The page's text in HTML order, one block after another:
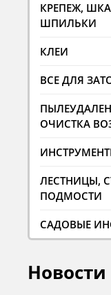
КРЕПЕЖ,
ШПИЛЬКИ
КЛЕИ
ВСЕ ДЛЯ
ОЧИСТКА
ЛЕСТНИЦЫ,
ПОДМОСТИ
САДОВЫЕ
Новости